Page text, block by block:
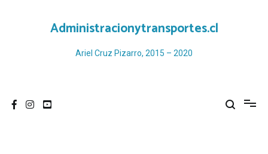
Administracionytransportes.cl
Ariel Cruz Pizarro, 2015 – 2020